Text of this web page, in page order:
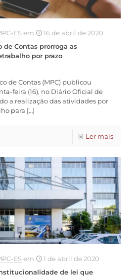
ESem
16 de abril de 2020
de Contas prorroga as
por prazo
de Contas (MPC) publicou
feira (16), no Diário Oficial de
a realização das atividades por
para […]
Ler mais
ESem
1 de abril de 2020
de lei que